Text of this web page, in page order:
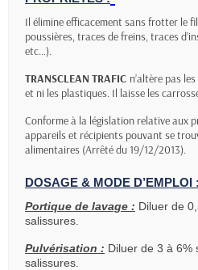
Il élimine efficacement sans frotter le
poussières, traces de freins, traces
etc…).
TRANSCLEAN TRAFIC n’altère pas
et ni les plastiques. Il laisse les
Conforme à la législation relative aux
appareils et récipients pouvant se
alimentaires (Arrêté du 19/12/2013).
DOSAGE & MODE D’EMPLOI :
Portique de lavage : Diluer de
salissures.
Pulvérisation : Diluer de 3 à 6%
salissures.